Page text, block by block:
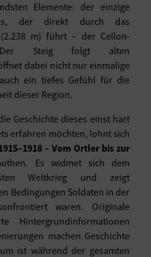
Elemente: der einzige
der direkt durch das
m) führt – der Cellon-
Der Steig folgt alten
dabei nicht nur einmalige
ein tiefes Gefühl für die
dieser Region.
Geschichte dieses einst hart
erfahren möchten, lohnt sich
– Vom Ortler bis zur
Es widmet sich dem
Weltkrieg und zeigt
Bedingungen Soldaten in der
waren. Originale
Hintergrundinformationen
machen Geschichte
ist während der gesamten